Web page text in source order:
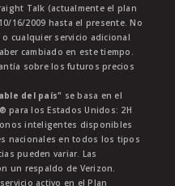
Talk (actualmente el plan
16/2009 hasta el presente. No
cualquier servicio adicional
cambiado en este tiempo.
sobre los futuros precios
del país" se basa en el
para los Estados Unidos: 2H
inteligentes disponibles
nacionales en todos los tipos
pueden variar. Las
un respaldo de Verizon.
activo en el Plan